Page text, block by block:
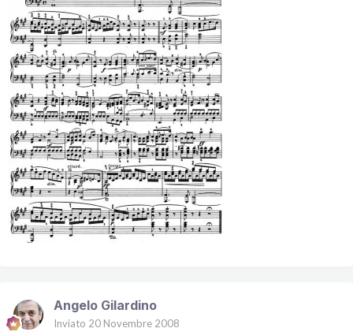
Angelo Gilardino
Inviato 20 Novembre 2008